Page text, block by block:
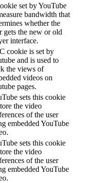
set by YouTube
bandwidth that
whether the
gets the new or old
interface.
cookie is set by
and is used to
the views of
videos on
pages.
sets this cookie
the video
of the user
embedded YouTube
sets this cookie
the video
of the user
embedded YouTube